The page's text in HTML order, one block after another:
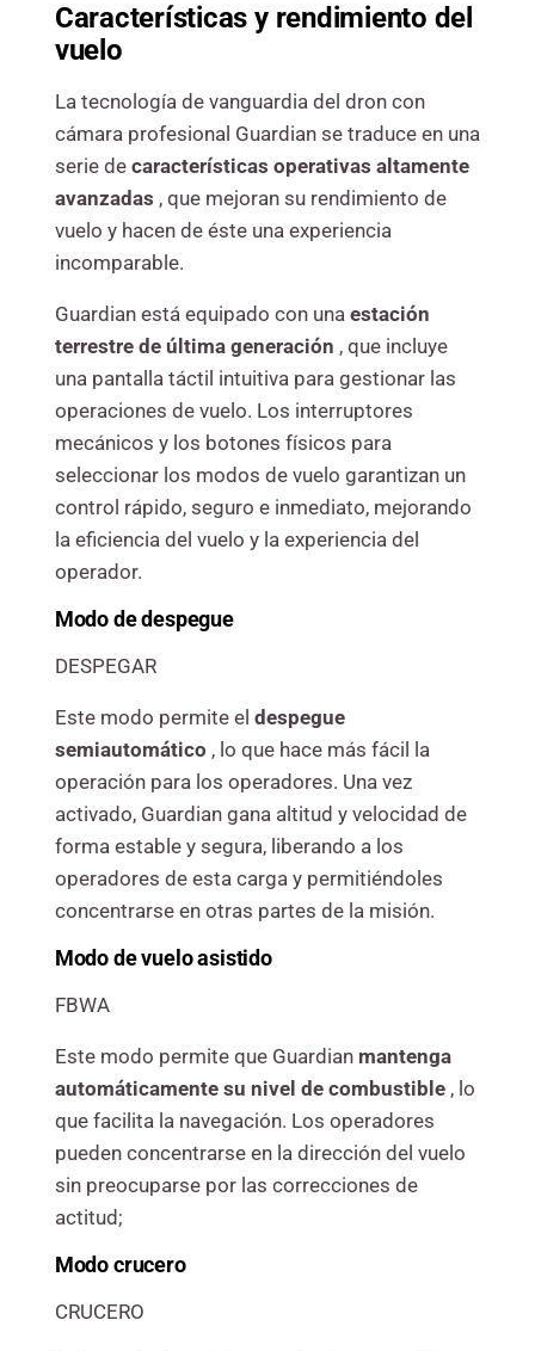
Características y rendimiento del
vuelo
La tecnología de vanguardia del dron con
cámara profesional Guardian se traduce en una
serie de características operativas altamente
avanzadas , que mejoran su rendimiento de
vuelo y hacen de éste una experiencia
incomparable.
Guardian está equipado con una estación
terrestre de última generación , que incluye
una pantalla táctil intuitiva para gestionar las
operaciones de vuelo. Los interruptores
mecánicos y los botones físicos para
seleccionar los modos de vuelo garantizan un
control rápido, seguro e inmediato, mejorando
la eficiencia del vuelo y la experiencia del
operador.
Modo de despegue
DESPEGAR
Este modo permite el despegue
semiautomático , lo que hace más fácil la
operación para los operadores. Una vez
activado, Guardian gana altitud y velocidad de
forma estable y segura, liberando a los
operadores de esta carga y permitiéndoles
concentrarse en otras partes de la misión.
Modo de vuelo asistido
FBWA
Este modo permite que Guardian mantenga
automáticamente su nivel de combustible, lo
que facilita la navegación. Los operadores
pueden concentrarse en la dirección del vuelo
sin preocuparse por las correcciones de
actitud;
Modo crucero
CRUCERO